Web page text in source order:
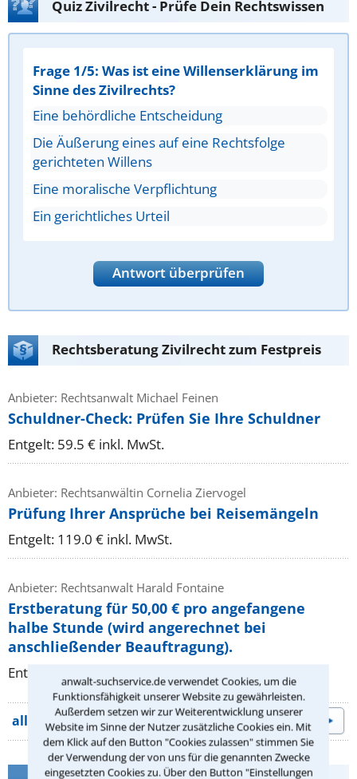
anwalt-suchservice.de verwendet Cookies, um die
Funktionsfähigkeit unserer Website zu gewährleisten.
Außerdem setzen wir zur Weiterentwicklung unserer
Website im Sinne der Nutzer zusätzliche Cookies ein. Mit
dem Klick auf den Button "Cookies zulassen" stimmen Sie
der Verwendung der von uns für die genannten Zwecke
eingesetzten Cookies zu. Über den Button "Einstellungen
Quiz Zivilrecht - Prüfe Dein Rechtswissen
Frage 1/5: Was ist eine Willenserklärung im
Sinne des Zivilrechts?
Eine behördliche Entscheidung
Die Äußerung eines auf eine Rechtsfolge
gerichteten Willens
Eine moralische Verpflichtung
Ein gerichtliches Urteil
Antwort überprüfen
Rechtsberatung Zivilrecht zum Festpreis
Anbieter: Rechtsanwalt Michael Feinen
Schuldner-Check: Prüfen Sie Ihre Schuldner
Entgelt: 59.5 € inkl. MwSt.
Anbieter: Rechtsanwältin Cornelia Ziervogel
Prüfung Ihrer Ansprüche bei Reisemängeln
Entgelt: 119.0 € inkl. MwSt.
Anbieter: Rechtsanwalt Harald Fontaine
Erstberatung für 50,00 € pro angefangene
halbe Stunde (wird angerechnet bei
anschließender Beauftragung).
Entgelt: 50.0 € inkl. MwSt.
alle Beratungsangebote